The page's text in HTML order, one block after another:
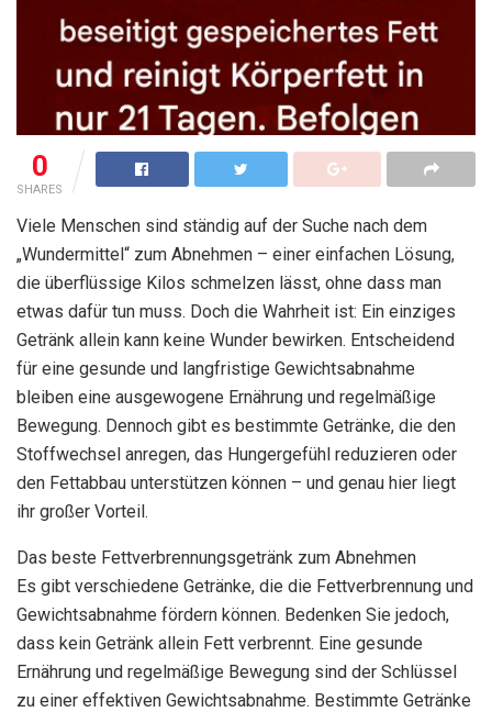
0
SHARES
Viele Menschen sind ständig auf der Suche nach dem
„Wundermittel“ zum Abnehmen – einer einfachen Lösung,
die überflüssige Kilos schmelzen lässt, ohne dass man
etwas dafür tun muss. Doch die Wahrheit ist: Ein einziges
Getränk allein kann keine Wunder bewirken. Entscheidend
für eine gesunde und langfristige Gewichtsabnahme
bleiben eine ausgewogene Ernährung und regelmäßige
Bewegung. Dennoch gibt es bestimmte Getränke, die den
Stoffwechsel anregen, das Hungergefühl reduzieren oder
den Fettabbau unterstützen können – und genau hier liegt
ihr großer Vorteil.
Das beste Fettverbrennungsgetränk zum Abnehmen
Es gibt verschiedene Getränke, die die Fettverbrennung und
Gewichtsabnahme fördern können. Bedenken Sie jedoch,
dass kein Getränk allein Fett verbrennt. Eine gesunde
Ernährung und regelmäßige Bewegung sind der Schlüssel
zu einer effektiven Gewichtsabnahme. Bestimmte Getränke